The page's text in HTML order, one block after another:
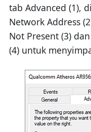
tab Advanced (1),
Network Address
Not Present (3)
(4) untuk